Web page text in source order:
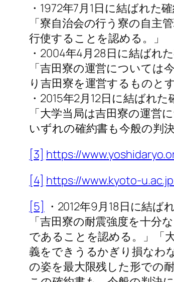
・1972年7月1日に結ばれた
「寮自治会の行う寮の自
行使することを認める。」
・2004年4月28日に結ばれ
「吉田寮の運営については
り吉田寮を運営するものとす
・2015年2月12日に結ばれた
「大学当局は吉田寮の運営
いずれの確約書も今般の判
[3] https://
[4] https://www.kyoto-
[5] ・2012年9月18日に結ば
「吉田寮の耐震強度を十
であることを認める。」「
義をできうるかぎり損なわ
の姿を最大限残した形での